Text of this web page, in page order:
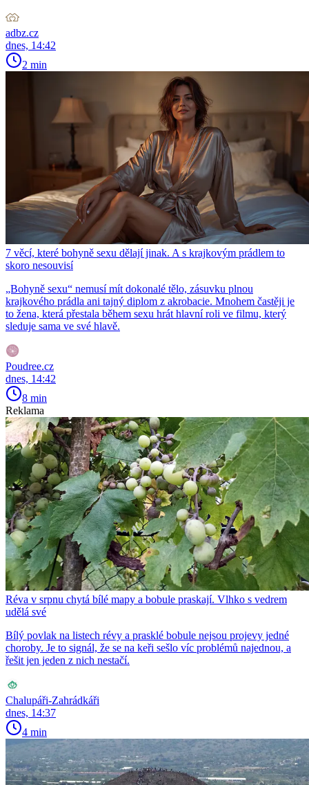
adbz.cz
dnes, 14:42
2 min
7 věcí, které bohyně sexu dělají jinak. A s krajkovým prádlem to
skoro nesouvisí
„Bohyně sexu“ nemusí mít dokonalé tělo, zásuvku plnou
krajkového prádla ani tajný diplom z akrobacie. Mnohem častěji je
to žena, která přestala během sexu hrát hlavní roli ve filmu, který
sleduje sama ve své hlavě.
Poudree.cz
dnes, 14:42
8 min
Reklama
Réva v srpnu chytá bílé mapy a bobule praskají. Vlhko s vedrem
udělá své
Bílý povlak na listech révy a prasklé bobule nejsou projevy jedné
choroby. Je to signál, že se na keři sešlo víc problémů najednou, a
řešit jen jeden z nich nestačí.
Chalupáři-Zahrádkáři
dnes, 14:37
4 min